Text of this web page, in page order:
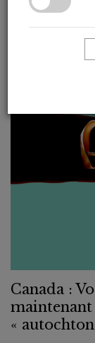
JOSUE MICHELS
Compte tenu
l'économie
Canada :
«